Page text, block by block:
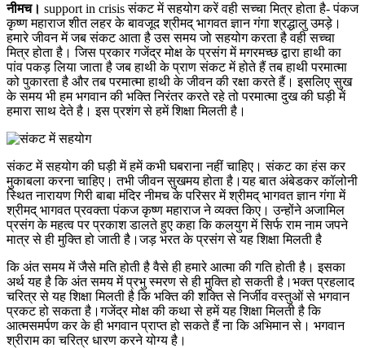
नीमच। support in crisis संकट में सहयोग करें वही सच्चा मित्र होता है- पंकज
कृष्ण महाराज शीत लहर के बावजूद श्रीमद् भागवत ज्ञान गंगा श्रद्धालु उमड़े।
हमारे जीवन में जब संकट आता है उस समय जो सहयोग करता है वही सच्चा
मित्र होता है। जिस प्रकार गजेंद्र मोक्ष के प्रसंग में मगरमच्छ द्वारा हाथी का
पांव पकड़ लिया जाता है जब हाथी के प्राण संकट में होते हैं तब हाथी परमात्मा
को पुकारता है और तब परमात्मा हाथी के जीवन की रक्षा करते हैं। इसलिए सुख
के समय भी हम भगवान की भक्ति निरंतर करते रहे तो परमात्मा दुख की घड़ी में
हमारा साथ देते है। इस प्रशंग से हमें शिक्षा मिलती है।
संकट में सहयोग की घड़ी में हमें कभी घबराना नहीं चाहिए। संकट का हंस कर
मुकाबला करना चाहिए। तभी जीवन सुखमय होता है।यह बात अंबेडकर कॉलोनी
स्थित नारायण गिरी बाबा मंदिर नीमच के परिसर में श्रीमद् भागवत ज्ञान गंगा में
श्रीमद् भागवत प्रवक्ता पंकज कृष्ण महाराज ने व्यक्त किए। उन्होंने अजामिल
प्रसंग के महत्व पर प्रकाश डालते हुए कहा कि कलयुग में सिर्फ राम नाम जपने
मात्र से ही मुक्ति हो जाती है।जड़ भरत के प्रसंग से यह शिक्षा मिलती है
कि अंत समय में जैसे मति होती है वैसे ही हमारे आत्मा की गति होती है। इसका
अर्थ यह है कि अंत समय में प्रभु स्मरण से ही मुक्ति हो सकती है।भक्त प्रहलाद
चरित्र से यह शिक्षा मिलती है कि भक्ति की शक्ति से निर्जीव वस्तुओं से भगवान
प्रकट हो सकता है।गजेंद्र मोक्ष की कथा से हमें यह शिक्षा मिलती है कि
आत्मसमर्पण कर के ही भगवान प्राप्त हो सकते हैं ना कि अभिमान से। भगवान
श्रीराम का चरित्र धारण करने योग्य है।